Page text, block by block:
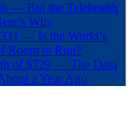
— But the Telehealth
Why
— Is the World’s
Room to Run?
of $729 — The Data
a Year Ago